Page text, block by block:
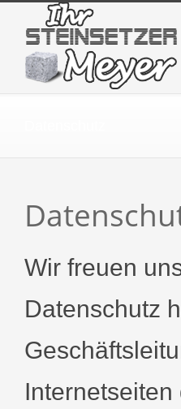
Wir freuen
Datenschutz